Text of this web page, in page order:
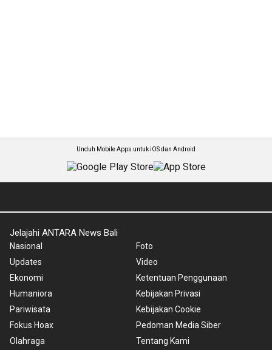
Unduh Mobile Apps untuk iOS dan Android
Jelajahi ANTARA News Bali
Nasional
Updates
Ekonomi
Humaniora
Pariwisata
Fokus Hoax
Olahraga
Foto
Video
Ketentuan Penggunaan
Kebijakan Privasi
Kebijakan Cookie
Pedoman Media Siber
Tentang Kami